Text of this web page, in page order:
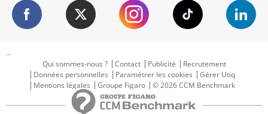
...
Qui sommes-nous ?
Contact Publicité
Recrutement
Données personnelles
Paramétrer les cookies
Gérer Utiq
Mentions légales
Groupe Figaro © 2026 CCM Benchmark